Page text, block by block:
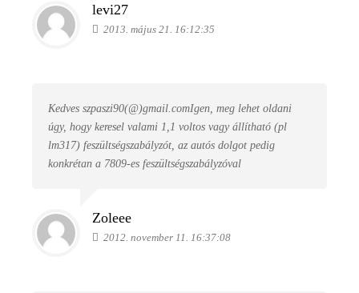
levi27
2013. május 21. 16:12:35
Kedves szpaszi90(@)gmail.comIgen, meg lehet oldani
úgy, hogy keresel valami 1,1 voltos vagy állítható (pl
lm317) feszültségszabályzót, az autós dolgot pedig
konkrétan a 7809-es feszültségszabályzóval
Zoleee
2012. november 11. 16:37:08